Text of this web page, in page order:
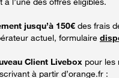
jusqu’à 150€ des frais
actuel, formulaire
Client Livebox pour les
à partir d’orange.fr :